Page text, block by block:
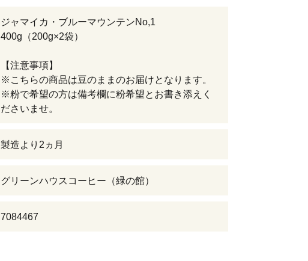
ジャマイカ・ブルーマウンテンNo,1
400g（200g×2袋）
【注意事項】
※こちらの商品は豆のままのお届けとなります。
※粉で希望の方は備考欄に粉希望とお書き添えく
ださいませ。
製造より2ヵ月
グリーンハウスコーヒー（緑の館）
7084467